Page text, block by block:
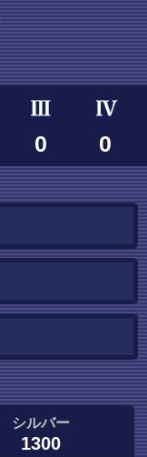
0 0
シルバー
1300